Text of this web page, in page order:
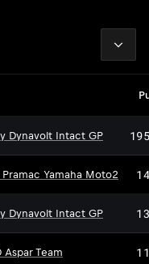
Dynavolt Intact GP
Pramac Yamaha Moto2
Dynavolt Intact GP
Aspar Team